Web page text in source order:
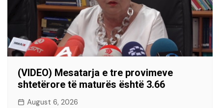
(VIDEO) Mesatarja e tre provimeve
shtetërore të maturës është 3.66
August 6, 2026